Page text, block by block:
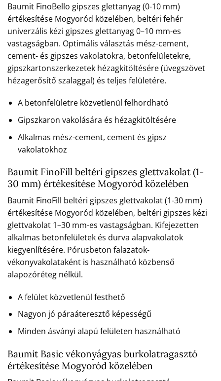
Baumit FinoBello gipszes glettanyag (0-10 mm)
értékesítése Mogyoród közelében, beltéri fehér
univerzális kézi gipszes glettanyag 0–10 mm-es
vastagságban. Optimális választás mész-cement,
cement- és gipszes vakolatokra, betonfelületekre,
gipszkartonszerkezetek hézagkitöltésére (üvegszövet
hézagerősítő szalaggal) és teljes felületére.
A betonfelületre közvetlenül felhordható
Gipszkaron vakolására és hézagkitöltésére
Alkalmas mész-cement, cement és gipsz
vakolatokhoz
Baumit FinoFill beltéri gipszes glettvakolat (1-
30 mm) értékesítése Mogyoród közelében
Baumit FinoFill beltéri gipszes glettvakolat (1-30 mm)
értékesítése Mogyoród közelében, beltéri gipszes kézi
glettvakolat 1–30 mm-es vastagságban. Kifejezetten
alkalmas betonfelületek és durva alapvakolatok
kiegyenlítésére. Pórusbeton falazatok-
vékonyvakolataként is használható közbenső
alapozóréteg nélkül.
A felület közvetlenül festhető
Nagyon jó páraáteresztő képességű
Minden ásványi alapú felületen használható
Baumit Basic vékonyágyas burkolatragasztó
értékesítése Mogyoród közelében